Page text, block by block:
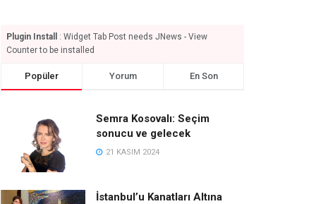
Plugin Install
: Widget Tab Post needs JNews - View
Counter to be installed
Popüler Yorum En Son
Semra Kosovalı: Seçim
sonucu ve gelecek
21 KASIM 2024
İstanbul’u Kanatları Altına